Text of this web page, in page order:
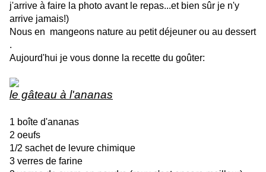
j'arrive à faire la photo avant le repas...et bien sûr je n'y
arrive jamais!)
Nous en mangeons nature au petit déjeuner ou au dessert
.
Aujourd'hui je vous donne la recette du goûter:
le gâteau à l'ananas
1 boîte d'ananas
2 oeufs
1/2 sachet de levure chimique
3 verres de farine